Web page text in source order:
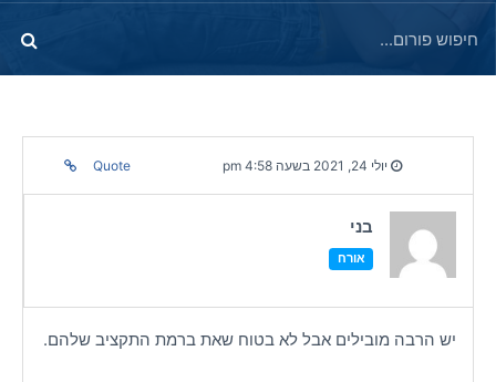
יולי 24, 2021 בשעה 4:58 pm Quote
בני
אורח
יש הרבה מובילים אבל לא בטוח שאת ברמת התקציב שלהם.